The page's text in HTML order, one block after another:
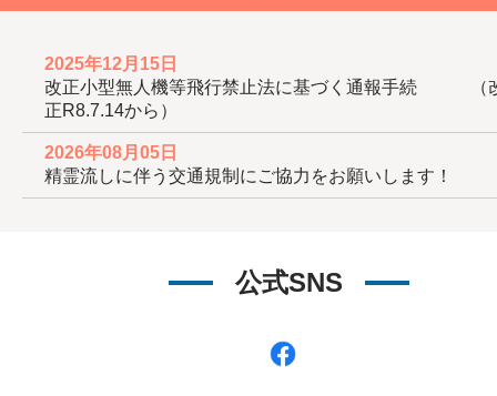
2025年12月15日
改正小型無人機等飛行禁止法に基づく通報手続 （
正R8.7.14から）
2026年08月05日
精霊流しに伴う交通規制にご協力をお願いします！
公式SNS